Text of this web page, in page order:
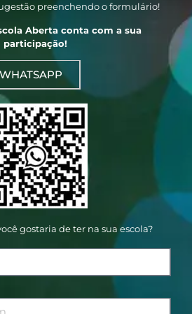
preenchendo o formulário!
Aberta conta com a sua
participação!
gostaria de ter na sua escola?